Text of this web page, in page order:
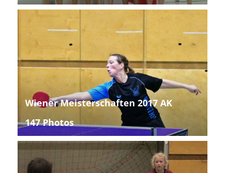
Wiener Meisterschaften 2017 AK
147 Photos